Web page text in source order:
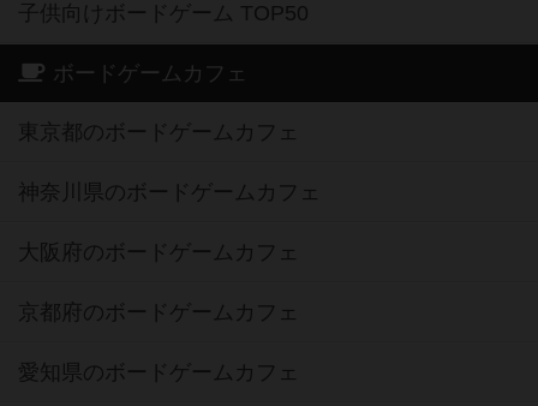
子供向けボードゲーム TOP50
ボードゲームカフェ
東京都のボードゲームカフェ
神奈川県のボードゲームカフェ
大阪府のボードゲームカフェ
京都府のボードゲームカフェ
愛知県のボードゲームカフェ